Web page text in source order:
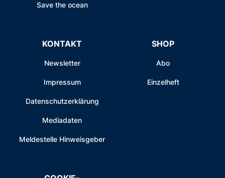
Save the ocean
KONTAKT
Newsletter
Impressum
Datenschutzerklärung
Mediadaten
Meldestelle Hinweisgeber
SHOP
Abo
Einzelheft